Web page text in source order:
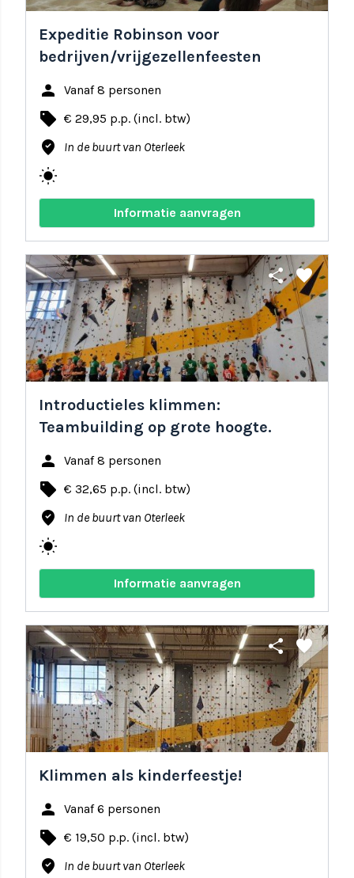
Expeditie Robinson voor
bedrijven/vrijgezellenfeesten
person Vanaf 8 personen
local_offer € 29,95 p.p. (incl. btw)
where_to_vote In de buurt van Oterleek
wb_sunny
Informatie aanvragen
share favorite
Introductieles klimmen:
Teambuilding op grote hoogte.
person Vanaf 8 personen
local_offer € 32,65 p.p. (incl. btw)
where_to_vote In de buurt van Oterleek
wb_sunny
Informatie aanvragen
share favorite
Klimmen als kinderfeestje!
person Vanaf 6 personen
local_offer € 19,50 p.p. (incl. btw)
where_to_vote In de buurt van Oterleek